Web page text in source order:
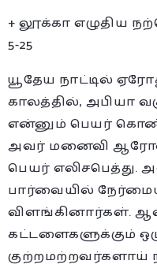
+ லூக்கா எழுதிய
5-25
யூதேய நாட்டில்
காலத்தில், அபியா
என்னும் பெயர் கொண்ட
அவர் மனைவி
பெயர் எலிசபெத்து.
பார்வையில்
விளங்கினார்கள்.
கட்டளைகளுக்கும்
குற்றமற்றவர்களாய்